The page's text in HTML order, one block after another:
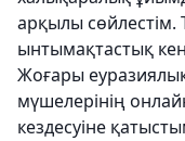
ар­қылы сөйлестім.
ынтымақтастық
Жоғары
мүшелерінің
кездесуіне